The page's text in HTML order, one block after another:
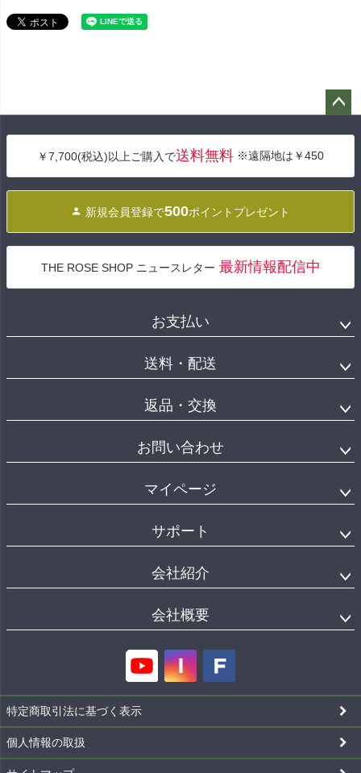
へ
￥7,700(税込)以上ご購入で送料無料 ※遠隔地は￥450
新規会員登録で500ポイントプレゼント
THE ROSE SHOP ニュースレター 最新情報配信中
お支払い
送料・配送
返品・交換
お問い合わせ
マイページ
サポート
会社紹介
会社概要
特定商取引法に基づく表示
個人情報の取扱